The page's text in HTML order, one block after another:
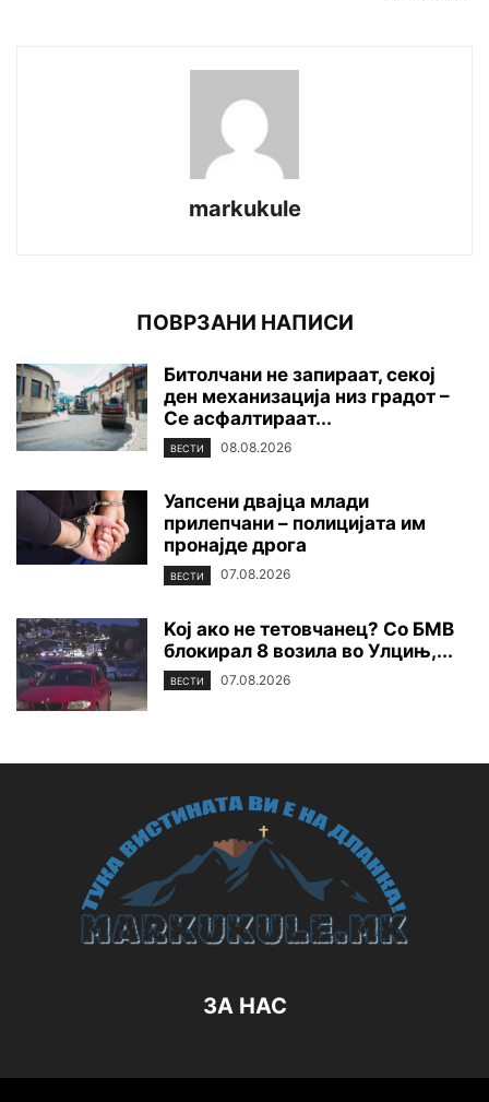
markukule
ПОВРЗАНИ НАПИСИ
Битолчани не запираат, секој
ден механизација низ градот –
Се асфалтираат...
ВЕСТИ 08.08.2026
Уапсени двајца млади
прилепчани – полицијата им
пронајде дpoга
ВЕСТИ 07.08.2026
Koj ако не тетовчанец? Со БМВ
блокирал 8 возила во Улцињ,...
ВЕСТИ 07.08.2026
ЗА НАС